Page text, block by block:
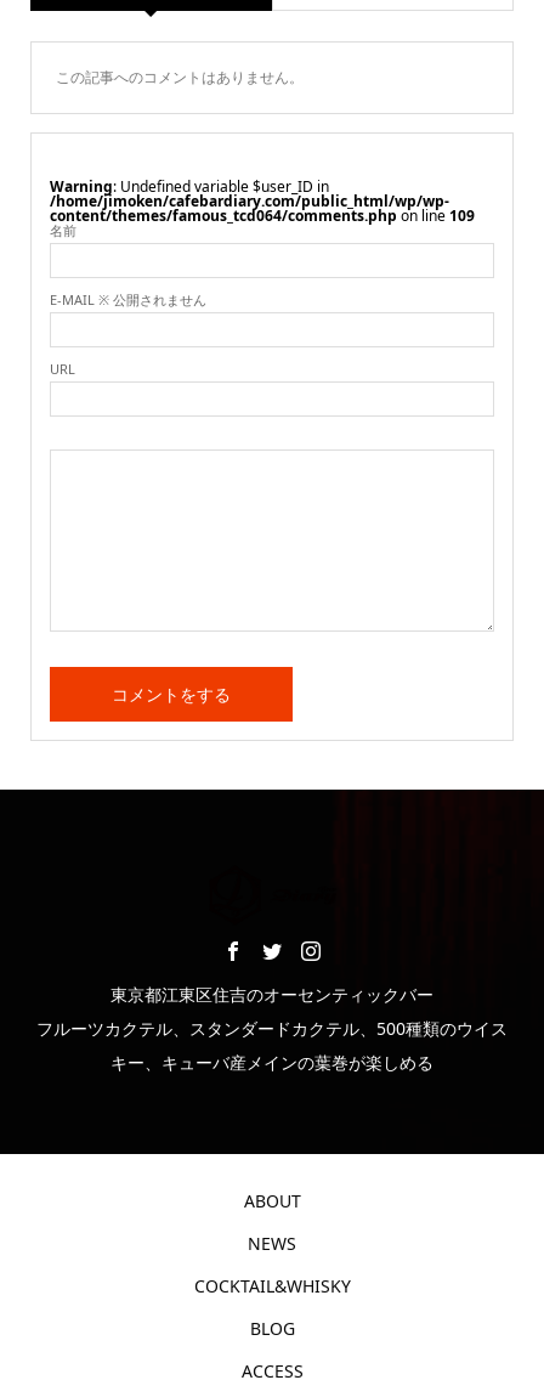
この記事へのコメントはありません。
Warning : Undefined variable $user_ID in
/home/jimoken/cafebardiary.com/public_html/wp/wp-
content/themes/famous_tcd064/comments.php on line109
名前
E-MAIL ※ 公開されません
URL
東京都江東区住吉のオーセンティックバー
フルーツカクテル、スタンダードカクテル、500種類のウイス
キー、キューバ産メインの葉巻が楽しめる
ABOUT
NEWS
COCKTAIL&WHISKY
BLOG
ACCESS